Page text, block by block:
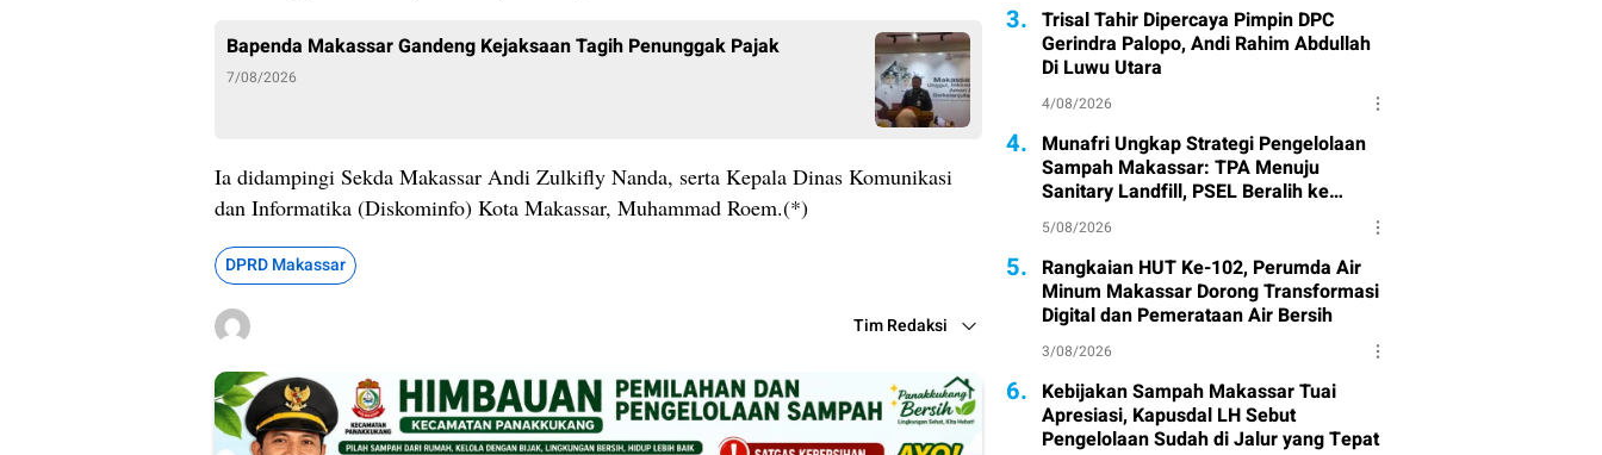
Bapenda Makassar Gandeng Kejaksaan Tagih Penunggak Pajak
7/08/2026
Ia didampingi Sekda Makassar Andi Zulkifly Nanda, serta Kepala Dinas Komunikasi
dan Informatika (Diskominfo) Kota Makassar, Muhammad Roem.(*)
DPRD Makassar
Tim Redaksi
3. Trisal Tahir Dipercaya Pimpin DPC
Gerindra Palopo, Andi Rahim Abdullah
Di Luwu Utara
4/08/2026
4. Munafri Ungkap Strategi Pengelolaan
Sampah Makassar: TPA Menuju
Sanitary Landfill, PSEL Beralih ke
Perpres 109
5/08/2026
5. Rangkaian HUT Ke-102, Perumda Air
Minum Makassar Dorong Transformasi
Digital dan Pemerataan Air Bersih
3/08/2026
6. Kebijakan Sampah Makassar Tuai
Apresiasi, Kapusdal LH Sebut
Pengelolaan Sudah di Jalur yang Tepat